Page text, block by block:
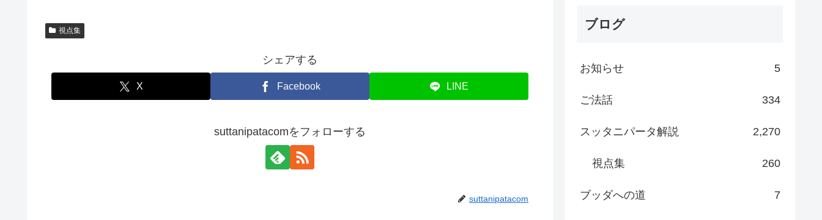
視点集
シェアする
X Facebook LINE
suttanipatacomをフォローする
suttanipatacom
ブログ
お知らせ 5
ご法話 334
スッタニパータ解説 2,270
視点集 260
ブッダへの道 7